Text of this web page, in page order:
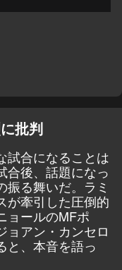
批判
試合になることは
合後、話題になっ
る舞いだ。ラミ
が牽引した圧倒的
ョールのMFポ
ョアン・カンセロ
と、本音を語っ